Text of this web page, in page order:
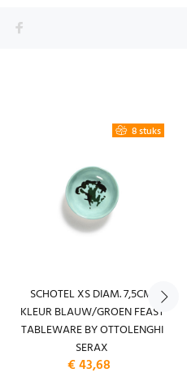
8 stuks
SCHOTEL XS DIAM. 7,5CM.
KLEUR BLAUW/GROEN FEAST
TABLEWARE BY OTTOLENGHI
SERAX
€ 43,68